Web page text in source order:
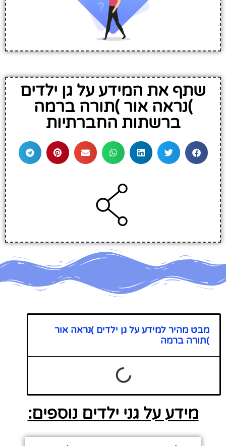
שתף את המידע על גן ילדים
)נראה אור )תורה ברמה
ברשתות החברתיות
מבט מהיר למידע על גן ילדים )נראה אור
)תורה ברמה
מידע על גני ילדים נוספים: